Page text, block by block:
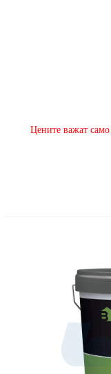
​Цените важат